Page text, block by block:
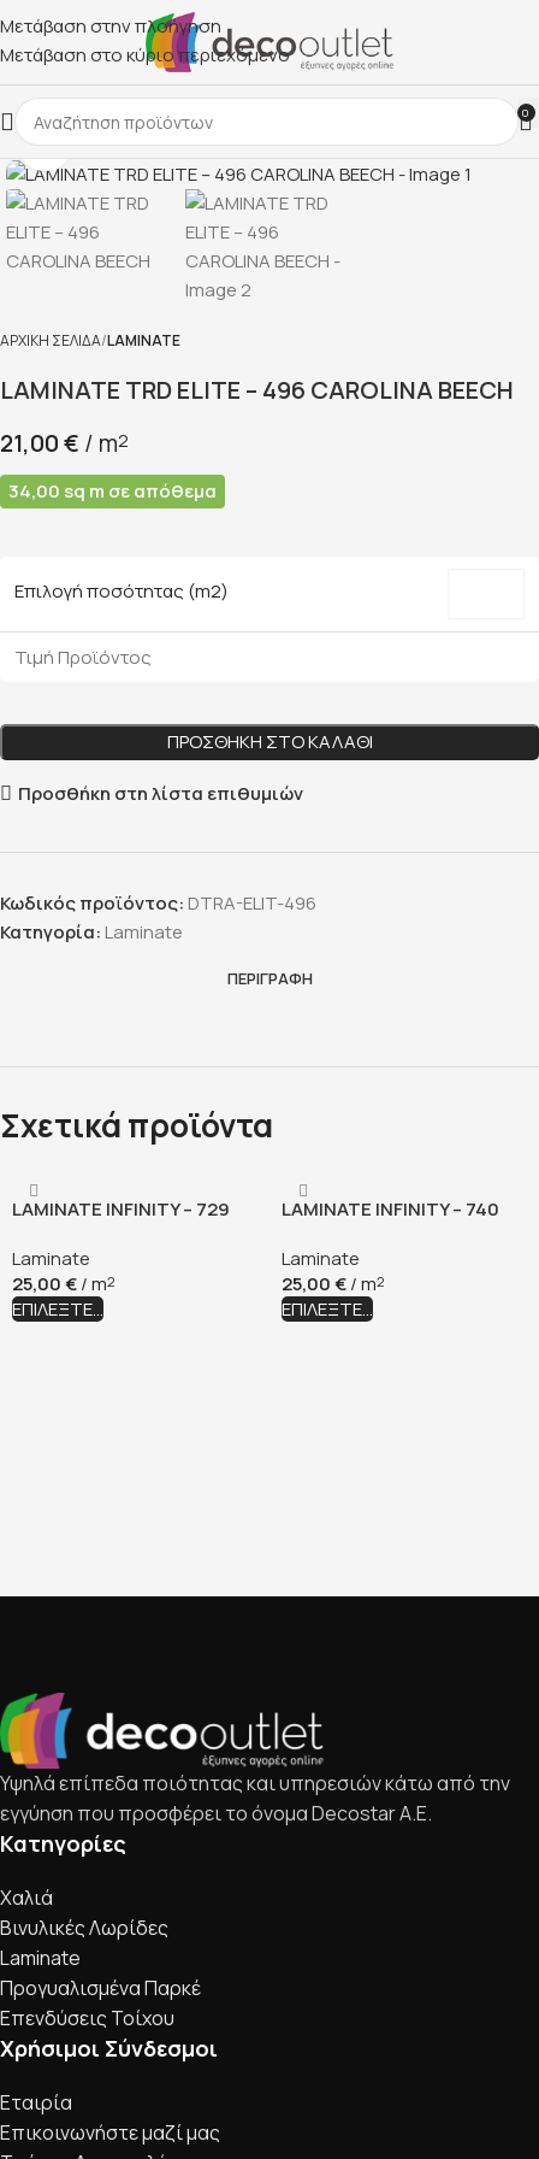
Μετάβαση στην πλοήγηση
Μετάβαση στο κύριο περιεχόμενο
0
Κάντε κλικ για μεγέθυνση
ΑΡΧΙΚΉ ΣΕΛΊΔΑ LAMINATE
LAMINATE TRD ELITE – 496 CAROLINA BEECH
21,00€ / m2
34,00 sq m σε απόθεμα
Επιλογή ποσότητας (m2)
Τιμή Προϊόντος
ΠΡΟΣΘΉΚΗ ΣΤΟ ΚΑΛΆΘΙ
Προσθήκη στη λίστα επιθυμιών
Κωδικός προϊόντος: DTRA-ELIT-496
Κατηγορία: Laminate
ΠΕΡΙΓΡΑΦΉ
Σχετικά προϊόντα
LAMINATE INFINITY – 729
Laminate
25,00€/ m2
ΕΠΙΛΈΞΤΕ...
LAMINATE INFINITY – 740
Laminate
25,00€/ m2
ΕΠΙΛΈΞΤΕ...
Υψηλά επίπεδα ποιότητας και υπηρεσιών κάτω από την
εγγύηση που προσφέρει το όνομα Decostar Α.Ε.
Κατηγορίες
Χαλιά
Βινυλικές Λωρίδες
Laminate
Προγυαλισμένα Παρκέ
Επενδύσεις Τοίχου
Χρήσιμοι Σύνδεσμοι
Εταιρία
Επικοινωνήστε μαζί μας